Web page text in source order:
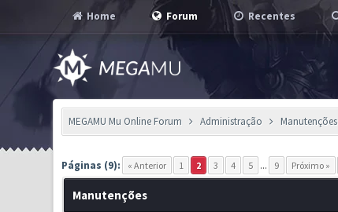
Home Forum Recentes
MEGAMU Mu Online Forum Administração Manutenções
Páginas (9): « Anterior 1 2 3 4 5 ... 9 Próximo »
Manutenções